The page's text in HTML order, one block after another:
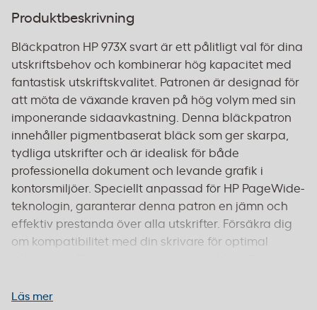
Produktbeskrivning
Bläckpatron HP 973X svart är ett pålitligt val för dina
utskriftsbehov och kombinerar hög kapacitet med
fantastisk utskriftskvalitet. Patronen är designad för
att möta de växande kraven på hög volym med sin
imponerande sidaavkastning. Denna bläckpatron
innehåller pigmentbaserat bläck som ger skarpa,
tydliga utskrifter och är idealisk för både
professionella dokument och levande grafik i
kontorsmiljöer. Speciellt anpassad för HP PageWide-
teknologin, garanterar denna patron en jämn och
effektiv prestanda över alla utskrifter. Försäkra dig
om kompatibilitet med din skrivare för optimal
Färg: Svart - Bläcktyp: Pigmentbaserad - Teknologi:
Läs mer